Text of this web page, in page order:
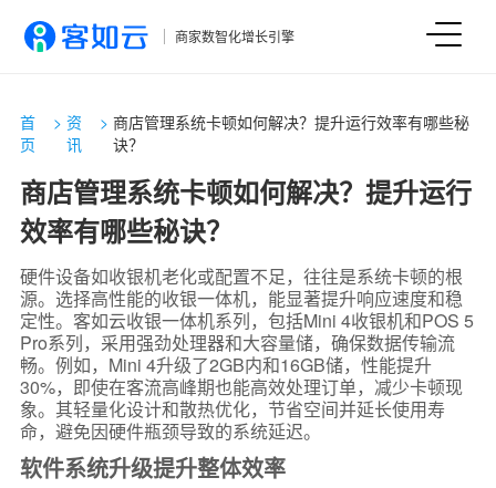
商家数智化增长引擎
首
页
>资
讯
>商店管理系统卡顿如何解决？提升运行效率有哪些秘
诀？
商店管理系统卡顿如何解决？提升运行
效率有哪些秘诀？
硬件设备如收银机老化或配置不足，往往是系统卡顿的根
源。选择高性能的收银一体机，能显著提升响应速度和稳
定性。客如云收银一体机系列，包括Mini 4收银机和POS 5
Pro系列，采用强劲处理器和大容量储，确保数据传输流
畅。例如，Mini 4升级了2GB内和16GB储，性能提升
30%，即使在客流高峰期也能高效处理订单，减少卡顿现
象。其轻量化设计和散热优化，节省空间并延长使用寿
命，避免因硬件瓶颈导致的系统延迟。
软件系统升级提升整体效率